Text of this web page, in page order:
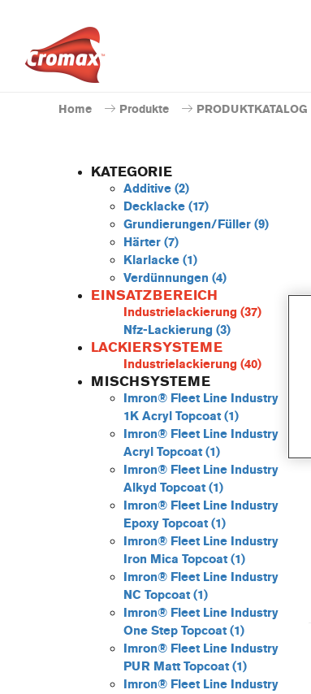
Home Produkte PRODUKTKATALOG
KATEGORIE
Additive (2)
Decklacke (17)
Grundierungen/Füller (9)
Härter (7)
Klarlacke (1)
Verdünnungen (4)
EINSATZBEREICH
Industrielackierung (37)
Nfz-Lackierung (3)
LACKIERSYSTEME
Industrielackierung (40)
MISCHSYSTEME
Imron® Fleet Line Industry
1K Acryl Topcoat (1)
Imron® Fleet Line Industry
Acryl Topcoat (1)
Imron® Fleet Line Industry
Alkyd Topcoat (1)
Imron® Fleet Line Industry
Epoxy Topcoat (1)
Imron® Fleet Line Industry
Iron Mica Topcoat (1)
Imron® Fleet Line Industry
NC Topcoat (1)
Imron® Fleet Line Industry
One Step Topcoat (1)
Imron® Fleet Line Industry
PUR Matt Topcoat (1)
Imron® Fleet Line Industry